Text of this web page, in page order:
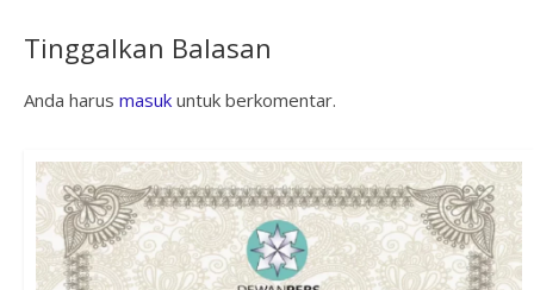
Tinggalkan Balasan
Anda harus masukuntuk berkomentar.